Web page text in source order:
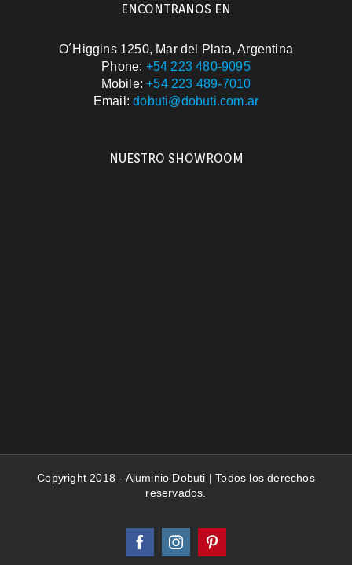
ENCONTRANOS EN
O´Higgins 1250, Mar del Plata, Argentina
Phone: +54 223 480-9095
Mobile:+54 223 489-7010
Email:dobuti@dobuti.com.ar
NUESTRO SHOWROOM
Copyright 2018 - Aluminio Dobuti | Todos los derechos
reservados.
FacebookInstagramPinterest